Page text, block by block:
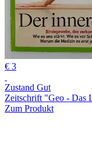
€ 3
Zustand Gut
Zeitschrift "Geo - Das
Zum Produkt